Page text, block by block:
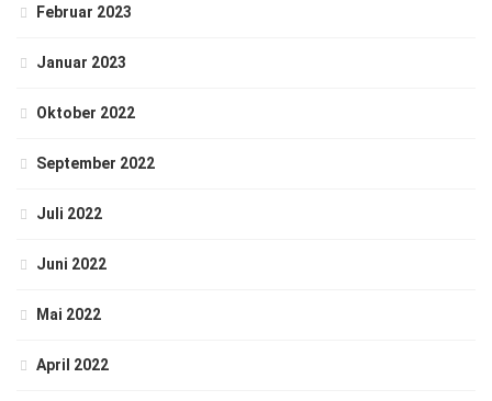
Februar 2023
Januar 2023
Oktober 2022
September 2022
Juli 2022
Juni 2022
Mai 2022
April 2022